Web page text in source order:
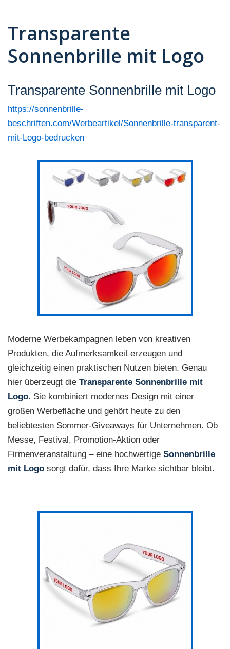
Transparente
Sonnenbrille mit Logo
Transparente Sonnenbrille mit Logo
https://sonnenbrille-
beschriften.com/Werbeartikel/Sonnenbrille-transparent-
mit-Logo-bedrucken
Moderne Werbekampagnen leben von kreativen
Produkten, die Aufmerksamkeit erzeugen und
gleichzeitig einen praktischen Nutzen bieten. Genau
hier überzeugt die Transparente Sonnenbrille mit
Logo. Sie kombiniert modernes Design mit einer
großen Werbefläche und gehört heute zu den
beliebtesten Sommer-Giveaways für Unternehmen. Ob
Messe, Festival, Promotion-Aktion oder
Firmenveranstaltung – eine hochwertige Sonnenbrille
mit Logo sorgt dafür, dass Ihre Marke sichtbar bleibt.